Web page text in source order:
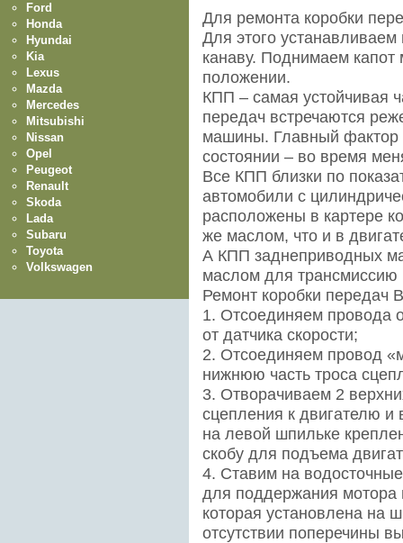
Для ремонта коробки
Для этого
канаву. Поднимаем
положении.
КПП – самая устойчивая
передач встречаются
машины. Главный
состоянии – во время
Все КПП близки по
автомобили с
расположены в картере
же маслом, что и в
А КПП заднеприводных
маслом для трансмиссию
Ремонт коробки передач
1. Отсоединяем провода
от датчика скорости;
2. Отсоединяем провод
нижнюю часть троса
3. Отворачиваем 2
сцепления к двигателю и
на левой шпильке
скобу для подъема
4. Ставим на
для поддержания мотора
которая установлена на
отсутствии поперечины
Ford
Honda
Hyundai
Kia
Lexus
Mazda
Mercedes
Mitsubishi
Nissan
Opel
Peugeot
Renault
Skoda
Lada
Subaru
Toyota
Volkswagen